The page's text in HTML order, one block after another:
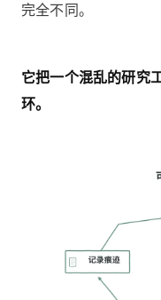
完全不同。
它把一个混乱的研究
环。